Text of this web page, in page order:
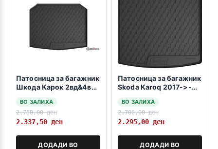
Патосница за багажник
Шкода Карок 2вд&4вд
ниво тесно, 2017->
ВО ЗАЛИХА
2.750,00ден
2.337,50 ден
ДОДАДИ ВО
Патосница за багажник
Skoda Karоq 2017->-
ниво-
ВО ЗАЛИХА
2.700,00ден
2.295,00 ден
ДОДАДИ ВО